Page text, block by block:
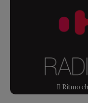
Il Ritmo